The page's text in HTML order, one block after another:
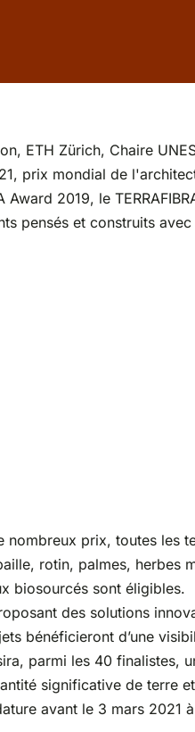
ETH Zürich, Chaire
prix mondial de
2019, le
pensés et construits
prix, toutes
rotin, palmes, herbes
biosourcés sont
des solutions
bénéficieront d’une
parmi les 40 finalistes,
significative de terre
avant le 3 mars 2021